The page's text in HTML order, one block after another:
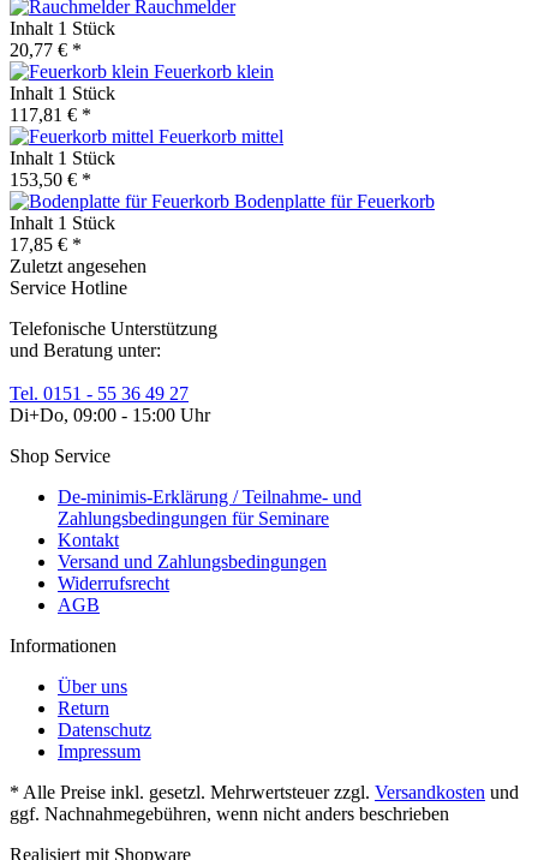
Rauchmelder
Inhalt 1 Stück
20,77 € *
Feuerkorb klein
Inhalt 1 Stück
117,81 € *
Feuerkorb mittel
Inhalt 1 Stück
153,50 € *
Bodenplatte für Feuerkorb
Inhalt 1 Stück
17,85 € *
Zuletzt angesehen
Service Hotline
Telefonische Unterstützung
und Beratung unter:
Tel. 0151 - 55 36 49 27
Di+Do, 09:00 - 15:00 Uhr
Shop Service
De-minimis-Erklärung / Teilnahme- und
Zahlungsbedingungen für Seminare
Kontakt
Versand und Zahlungsbedingungen
Widerrufsrecht
AGB
Informationen
Über uns
Return
Datenschutz
Impressum
* Alle Preise inkl. gesetzl. Mehrwertsteuer zzgl. Versandkosten und
ggf. Nachnahmegebühren, wenn nicht anders beschrieben
Realisiert mit Shopware